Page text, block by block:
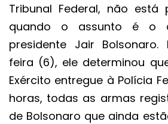
Tribunal Federal, não está
quando o assunto é o
presidente Jair Bolsonaro.
feira (6), ele determinou
Exército entregue à Polícia
horas, todas as armas
de Bolsonaro que ainda